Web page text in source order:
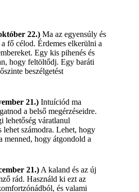
22.) Ma az egyensúly és
fő célod. Érdemes elkerülni a
Egy kis pihenés és
hogy feltöltődj. Egy baráti
beszélgetést
21.) Intuíciód ma
a belső megérzéseidre.
lehetőség váratlanul
számodra. Lehet, hogy
menned, hogy átgondold a
21.) A kaland és az új
rád. Használd ki ezt az
és valami